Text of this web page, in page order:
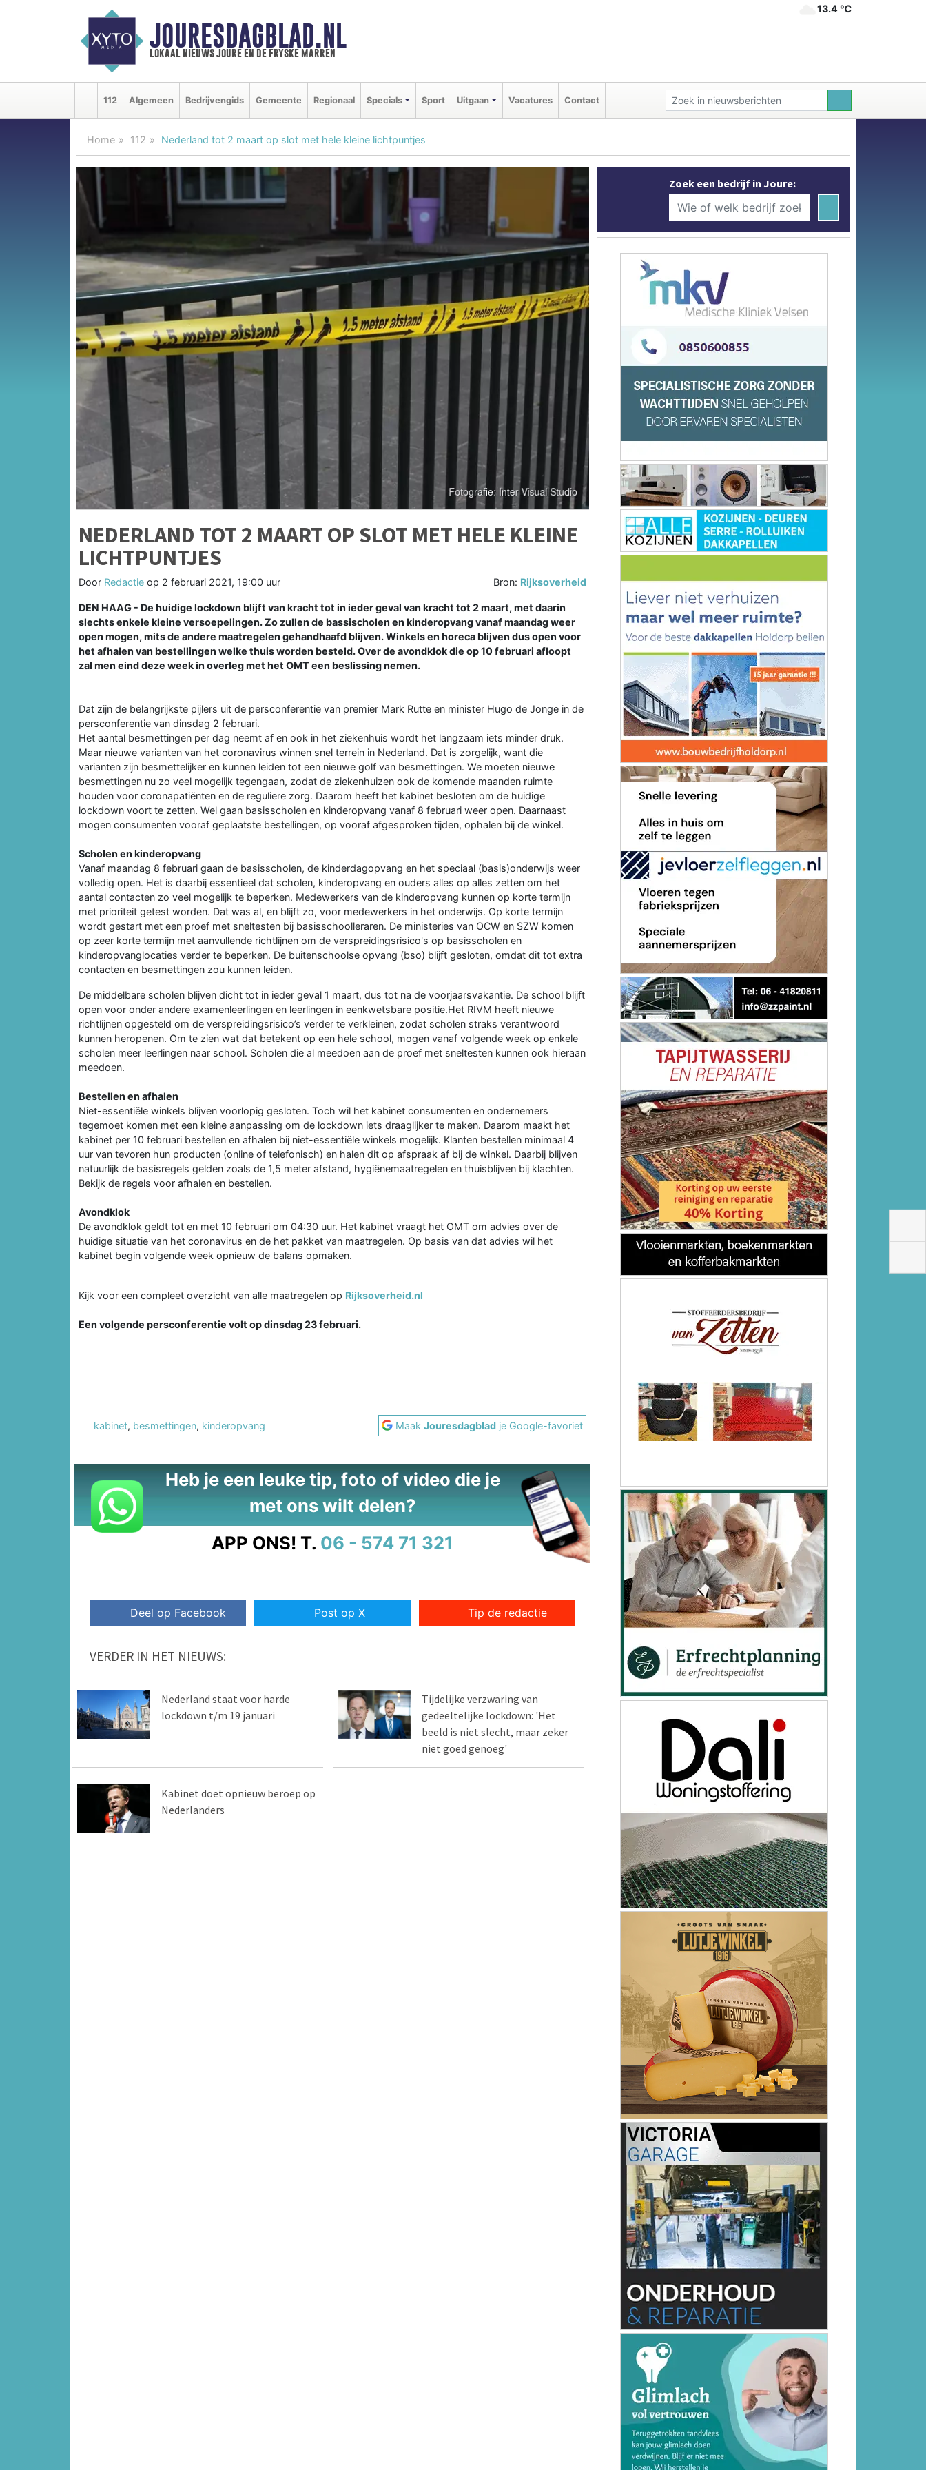
JOURESDAGBLAD.NL
lokaal nieuws joure en de fryske marren
13.4 ℃
112 Algemeen Bedrijvengids Gemeente Regionaal Specials Sport Uitgaan Vacatures Contact
Home 112 Nederland tot 2 maart op slot met hele kleine lichtpuntjes
NEDERLAND TOT 2 MAART OP SLOT MET HELE KLEINE
LICHTPUNTJES
Door Redactie op 2 februari 2021, 19:00 uur Bron: Rijksoverheid
DEN HAAG - De huidige lockdown blijft van kracht tot in ieder geval van kracht tot 2 maart, met daarin
slechts enkele kleine versoepelingen. Zo zullen de bassischolen en kinderopvang vanaf maandag weer
open mogen, mits de andere maatregelen gehandhaafd blijven. Winkels en horeca blijven dus open voor
het afhalen van bestellingen welke thuis worden besteld. Over de avondklok die op 10 februari afloopt
zal men eind deze week in overleg met het OMT een beslissing nemen.
Dat zijn de belangrijkste pijlers uit de persconferentie van premier Mark Rutte en minister Hugo de Jonge in de
persconferentie van dinsdag 2 februari.
Het aantal besmettingen per dag neemt af en ook in het ziekenhuis wordt het langzaam iets minder druk.
Maar nieuwe varianten van het coronavirus winnen snel terrein in Nederland. Dat is zorgelijk, want die
varianten zijn besmettelijker en kunnen leiden tot een nieuwe golf van besmettingen. We moeten nieuwe
besmettingen nu zo veel mogelijk tegengaan, zodat de ziekenhuizen ook de komende maanden ruimte
houden voor coronapatiënten en de reguliere zorg. Daarom heeft het kabinet besloten om de huidige
lockdown voort te zetten. Wel gaan basisscholen en kinderopvang vanaf 8 februari weer open. Daarnaast
mogen consumenten vooraf geplaatste bestellingen, op vooraf afgesproken tijden, ophalen bij de winkel.
Scholen en kinderopvang
Vanaf maandag 8 februari gaan de basisscholen, de kinderdagopvang en het speciaal (basis)onderwijs weer
volledig open. Het is daarbij essentieel dat scholen, kinderopvang en ouders alles op alles zetten om het
aantal contacten zo veel mogelijk te beperken. Medewerkers van de kinderopvang kunnen op korte termijn
met prioriteit getest worden. Dat was al, en blijft zo, voor medewerkers in het onderwijs. Op korte termijn
wordt gestart met een proef met sneltesten bij basisschoolleraren. De ministeries van OCW en SZW komen
op zeer korte termijn met aanvullende richtlijnen om de verspreidingsrisico's op basisscholen en
kinderopvanglocaties verder te beperken. De buitenschoolse opvang (bso) blijft gesloten, omdat dit tot extra
contacten en besmettingen zou kunnen leiden.
De middelbare scholen blijven dicht tot in ieder geval 1 maart, dus tot na de voorjaarsvakantie. De school blijft
open voor onder andere examenleerlingen en leerlingen in eenkwetsbare positie.Het RIVM heeft nieuwe
richtlijnen opgesteld om de verspreidingsrisico’s verder te verkleinen, zodat scholen straks verantwoord
kunnen heropenen. Om te zien wat dat betekent op een hele school, mogen vanaf volgende week op enkele
scholen meer leerlingen naar school. Scholen die al meedoen aan de proef met sneltesten kunnen ook hieraan
meedoen.
Bestellen en afhalen
Niet-essentiële winkels blijven voorlopig gesloten. Toch wil het kabinet consumenten en ondernemers
tegemoet komen met een kleine aanpassing om de lockdown iets draaglijker te maken. Daarom maakt het
kabinet per 10 februari bestellen en afhalen bij niet-essentiële winkels mogelijk. Klanten bestellen minimaal 4
uur van tevoren hun producten (online of telefonisch) en halen dit op afspraak af bij de winkel. Daarbij blijven
natuurlijk de basisregels gelden zoals de 1,5 meter afstand, hygiënemaatregelen en thuisblijven bij klachten.
Bekijk de regels voor afhalen en bestellen.
Avondklok
De avondklok geldt tot en met 10 februari om 04:30 uur. Het kabinet vraagt het OMT om advies over de
huidige situatie van het coronavirus en de het pakket van maatregelen. Op basis van dat advies wil het
kabinet begin volgende week opnieuw de balans opmaken.
Kijk voor een compleet overzicht van alle maatregelen op Rijksoverheid.nl
Een volgende persconferentie volt op dinsdag 23 februari.
kabinet, besmettingen, kinderopvang MaakJouresdagblad je Google-favoriet
Heb je een leuke tip, foto of video die je
met ons wilt delen?
APP ONS! T. 06 - 574 71 321
Deel op Facebook Post op X Tip de redactie
VERDER IN HET NIEUWS:
Nederland staat voor harde
lockdown t/m 19 januari
Tijdelijke verzwaring van
gedeeltelijke lockdown: 'Het
beeld is niet slecht, maar zeker
niet goed genoeg'
Kabinet doet opnieuw beroep op
Nederlanders
Zoek een bedrijf in Joure: